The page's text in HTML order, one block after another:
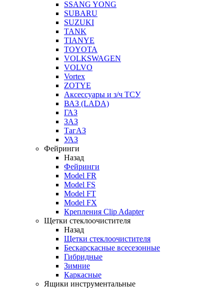
SSANG YONG
SUBARU
SUZUKI
TANK
TIANYE
TOYOTA
VOLKSWAGEN
VOLVO
Vortex
ZOTYE
Аксессуары и з/ч ТСУ
ВАЗ (LADA)
ГАЗ
ЗАЗ
ТагАЗ
УАЗ
Фейринги
Назад
Фейринги
Model FR
Model FS
Model FT
Model FX
Крепления Clip Adapter
Щетки стеклоочистителя
Назад
Щетки стеклоочистителя
Бескарскасные всесезонные
Гибридные
Зимние
Каркасные
Ящики инструментальные